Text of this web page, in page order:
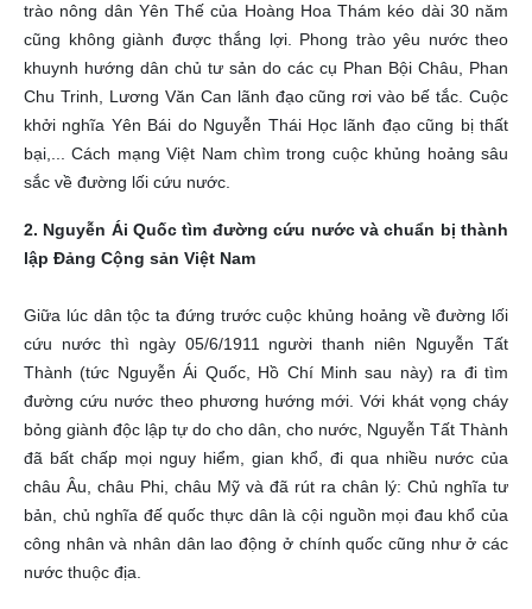
trào nông dân Yên Thế của Hoàng Hoa Thám kéo dài 30 năm
cũng không giành được thắng lợi. Phong trào yêu nước theo
khuynh hướng dân chủ tư sản do các cụ Phan Bội Châu, Phan
Chu Trinh, Lương Văn Can lãnh đạo cũng rơi vào bế tắc. Cuộc
khởi nghĩa Yên Bái do Nguyễn Thái Học lãnh đạo cũng bị thất
bại,... Cách mạng Việt Nam chìm trong cuộc khủng hoảng sâu
sắc về đường lối cứu nước.
2. Nguyễn Ái Quốc tìm đường cứu nước và chuẩn bị thành
lập Đảng Cộng sản Việt Nam
Giữa lúc dân tộc ta đứng trước cuộc khủng hoảng về đường lối
cứu nước thì ngày 05/6/1911 người thanh niên Nguyễn Tất
Thành (tức Nguyễn Ái Quốc, Hồ Chí Minh sau này) ra đi tìm
đường cứu nước theo phương hướng mới. Với khát vọng cháy
bỏng giành độc lập tự do cho dân, cho nước, Nguyễn Tất Thành
đã bất chấp mọi nguy hiểm, gian khổ, đi qua nhiều nước của
châu Âu, châu Phi, châu Mỹ và đã rút ra chân lý: Chủ nghĩa tư
bản, chủ nghĩa đế quốc thực dân là cội nguồn mọi đau khổ của
công nhân và nhân dân lao động ở chính quốc cũng như ở các
nước thuộc địa.